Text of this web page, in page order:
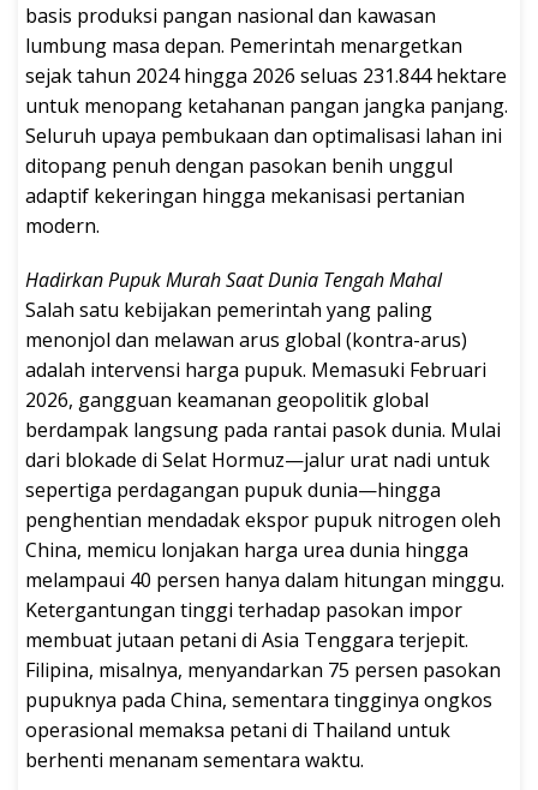
basis produksi pangan nasional dan kawasan
lumbung masa depan. Pemerintah menargetkan
sejak tahun 2024 hingga 2026 seluas 231.844 hektare
untuk menopang ketahanan pangan jangka panjang.
Seluruh upaya pembukaan dan optimalisasi lahan ini
ditopang penuh dengan pasokan benih unggul
adaptif kekeringan hingga mekanisasi pertanian
modern.
Hadirkan Pupuk Murah Saat Dunia Tengah Mahal
Salah satu kebijakan pemerintah yang paling
menonjol dan melawan arus global (kontra-arus)
adalah intervensi harga pupuk. Memasuki Februari
2026, gangguan keamanan geopolitik global
berdampak langsung pada rantai pasok dunia. Mulai
dari blokade di Selat Hormuz—jalur urat nadi untuk
sepertiga perdagangan pupuk dunia—hingga
penghentian mendadak ekspor pupuk nitrogen oleh
China, memicu lonjakan harga urea dunia hingga
melampaui 40 persen hanya dalam hitungan minggu.
Ketergantungan tinggi terhadap pasokan impor
membuat jutaan petani di Asia Tenggara terjepit.
Filipina, misalnya, menyandarkan 75 persen pasokan
pupuknya pada China, sementara tingginya ongkos
operasional memaksa petani di Thailand untuk
berhenti menanam sementara waktu.